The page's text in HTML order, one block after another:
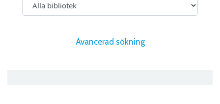
Avancerad sökning